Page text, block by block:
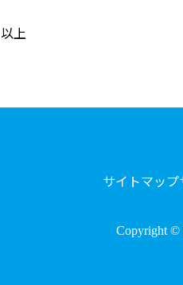
以上
サイトマップ
Copyright ©